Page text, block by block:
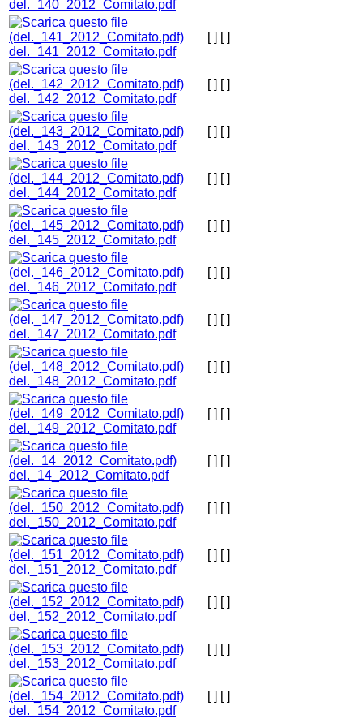
del._140_2012_Comitato.pdf
del._141_2012_Comitato.pdf
[ ] [ ]
del._142_2012_Comitato.pdf
[ ] [ ]
del._143_2012_Comitato.pdf
[ ] [ ]
del._144_2012_Comitato.pdf
[ ] [ ]
del._145_2012_Comitato.pdf
[ ] [ ]
del._146_2012_Comitato.pdf
[ ] [ ]
del._147_2012_Comitato.pdf
[ ] [ ]
del._148_2012_Comitato.pdf
[ ] [ ]
del._149_2012_Comitato.pdf
[ ] [ ]
del._14_2012_Comitato.pdf
[ ] [ ]
del._150_2012_Comitato.pdf
[ ] [ ]
del._151_2012_Comitato.pdf
[ ] [ ]
del._152_2012_Comitato.pdf
[ ] [ ]
del._153_2012_Comitato.pdf
[ ] [ ]
del._154_2012_Comitato.pdf
[ ] [ ]